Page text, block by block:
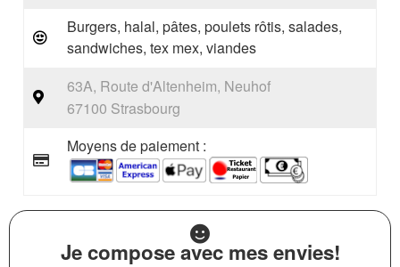
Burgers, halal, pâtes, poulets rôtis, salades,
sandwiches, tex mex, viandes
63A, Route d'Altenheim, Neuhof
67100 Strasbourg
Moyens de paiement :
Je compose avec mes envies!